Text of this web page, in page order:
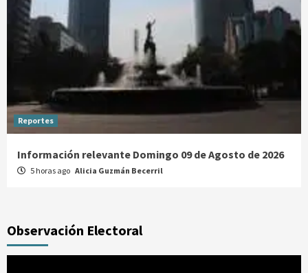
Reportes
Información relevante Domingo 09 de Agosto de 2026
5 horas ago Alicia Guzmán Becerril
Observación Electoral